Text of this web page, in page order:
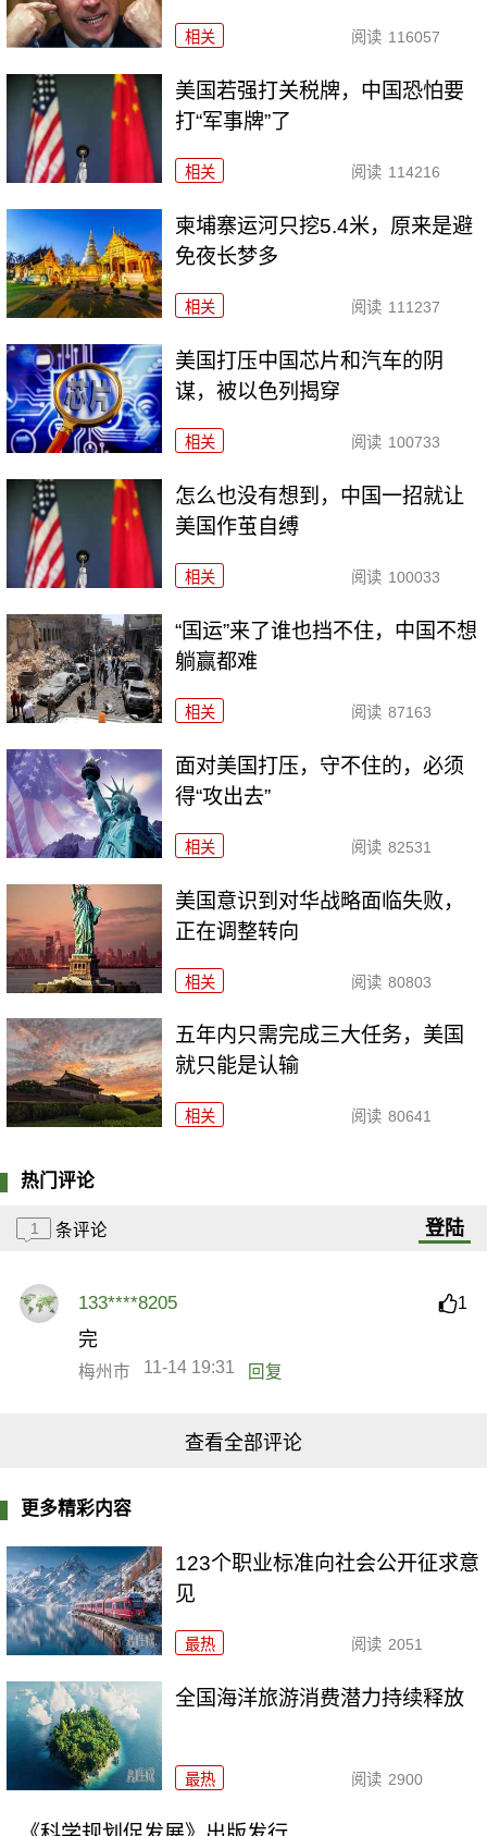
相关 阅读 116057
美国若强打关税牌，中国恐怕要
打“军事牌”了
相关 阅读 114216
柬埔寨运河只挖5.4米，原来是避
免夜长梦多
相关 阅读 111237
美国打压中国芯片和汽车的阴
谋，被以色列揭穿
相关 阅读 100733
怎么也没有想到，中国一招就让
美国作茧自缚
相关 阅读 100033
“国运”来了谁也挡不住，中国不想
躺赢都难
相关 阅读 87163
面对美国打压，守不住的，必须
得“攻出去”
相关 阅读 82531
美国意识到对华战略面临失败，
正在调整转向
相关 阅读 80803
五年内只需完成三大任务，美国
就只能是认输
相关 阅读 80641
热门评论
1 条评论 登陆
133****8205 1
完
梅州市 11-14 19:31 回复
查看全部评论
更多精彩内容
123个职业标准向社会公开征求意
见
最热 阅读 2051
全国海洋旅游消费潜力持续释放
最热 阅读 2900